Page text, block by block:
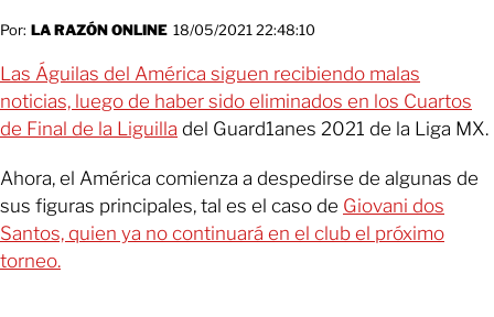
Por: LA RAZÓN ONLINE 18/05/2021 22:48:10
Las Águilas del América siguen recibiendo malas
noticias, luego de haber sido eliminados en los Cuartos
de Final de la Liguilla del Guard1anes 2021 de la Liga MX.
Ahora, el América comienza a despedirse de algunas de
sus figuras principales, tal es el caso de Giovani dos
Santos, quien ya no continuará en el club el próximo
torneo.